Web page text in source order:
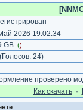
2026 19:02:34
GB ()
(Голосов: 24)
проверено
Как cкачать·